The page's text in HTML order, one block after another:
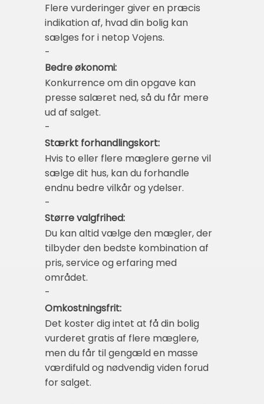
Flere vurderinger giver en præcis
indikation af, hvad din bolig kan
sælges for i netop Vojens.
-
Bedre økonomi:
Konkurrence om din opgave kan
presse salæret ned, så du får mere
ud af salget.
-
Stærkt forhandlingskort:
Hvis to eller flere mæglere gerne vil
sælge dit hus, kan du forhandle
endnu bedre vilkår og ydelser.
-
Større valgfrihed:
Du kan altid vælge den mægler, der
tilbyder den bedste kombination af
pris, service og erfaring med
området.
-
Omkostningsfrit:
Det koster dig intet at få din bolig
vurderet gratis af flere mæglere,
men du får til gengæld en masse
værdifuld og nødvendig viden forud
for salget.